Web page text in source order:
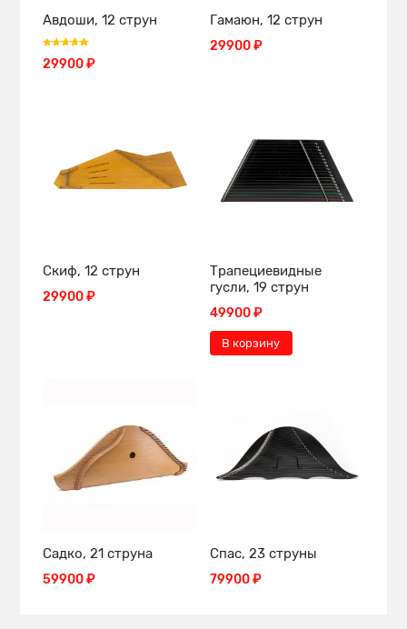
Авдоши, 12 струн
29900 ₽
Гамаюн, 12 струн
29900 ₽
Скиф, 12 струн
29900 ₽
Трапециевидные
гусли, 19 струн
49900 ₽
В корзину
Садко, 21 струна
59900 ₽
Спас, 23 струны
79900 ₽